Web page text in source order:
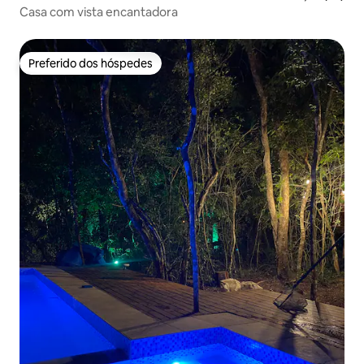
Casa com vista encantadora
Preferido dos hóspedes
Preferido dos hóspedes